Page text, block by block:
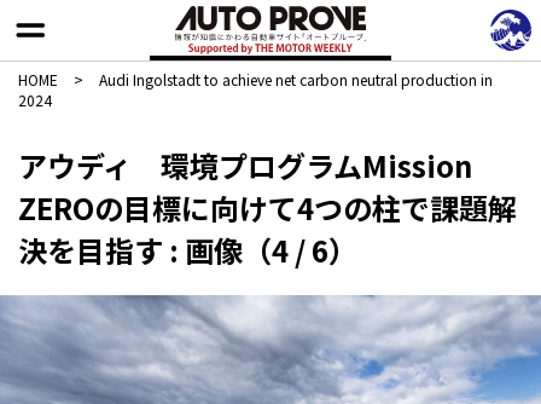
HOME >
Audi Ingolstadt to achieve net carbon neutral production in
2024
アウディ 環境プログラムMission
ZEROの目標に向けて4つの柱で課題解
決を目指す : 画像（4 / 6）